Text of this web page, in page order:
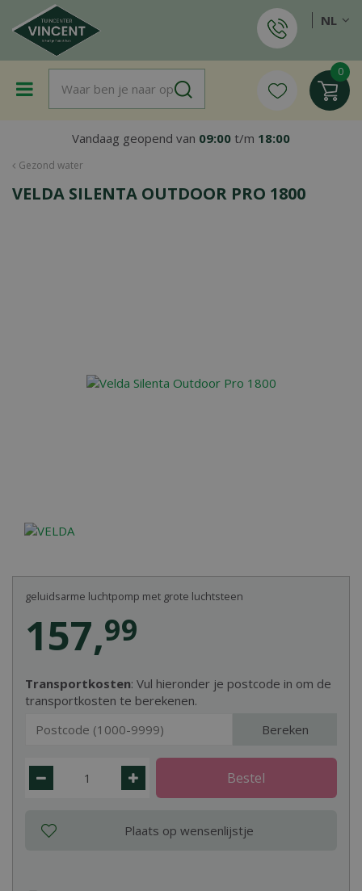
a
Gezond water
Vandaag geopend van 09:00 t/m 18:00
NL
VELDA SILENTA OUTDOOR PRO 1800
Transportkosten: Vul hieronder je postcode in om de
transportkosten te berekenen.
Bereken
157,99
geluidsarme luchtpomp met grote luchtsteen